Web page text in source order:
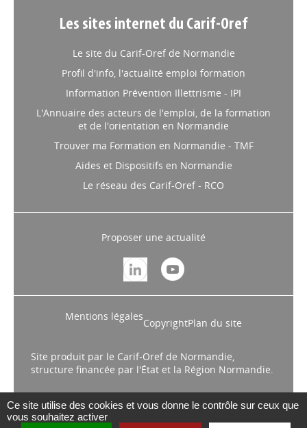
Les sites internet du Carif-Oref
Le site du Carif-Oref de Normandie
Profil d'info, l'actualité emploi formation
Information Prévention Illettrisme - IPI
L'Annuaire des acteurs de l'emploi, de la formation
et de l'orientation en Normandie
Trouver ma Formation en Normandie - TMF
Aides et Dispositifs en Normandie
Le réseau des Carif-Oref - RCO
Proposer une actualité
Mentions légales
CopyrightPlan du site
Site produit par le Carif-Oref de Normandie,
structure financée par l'État et la Région Normandie.
Ce site utilise des cookies et vous donne le contrôle sur ceux que
vous souhaitez activer